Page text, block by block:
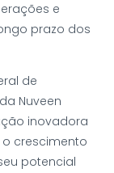
e
prazo dos
de
Nuveen
inovadora
crescimento
potencial